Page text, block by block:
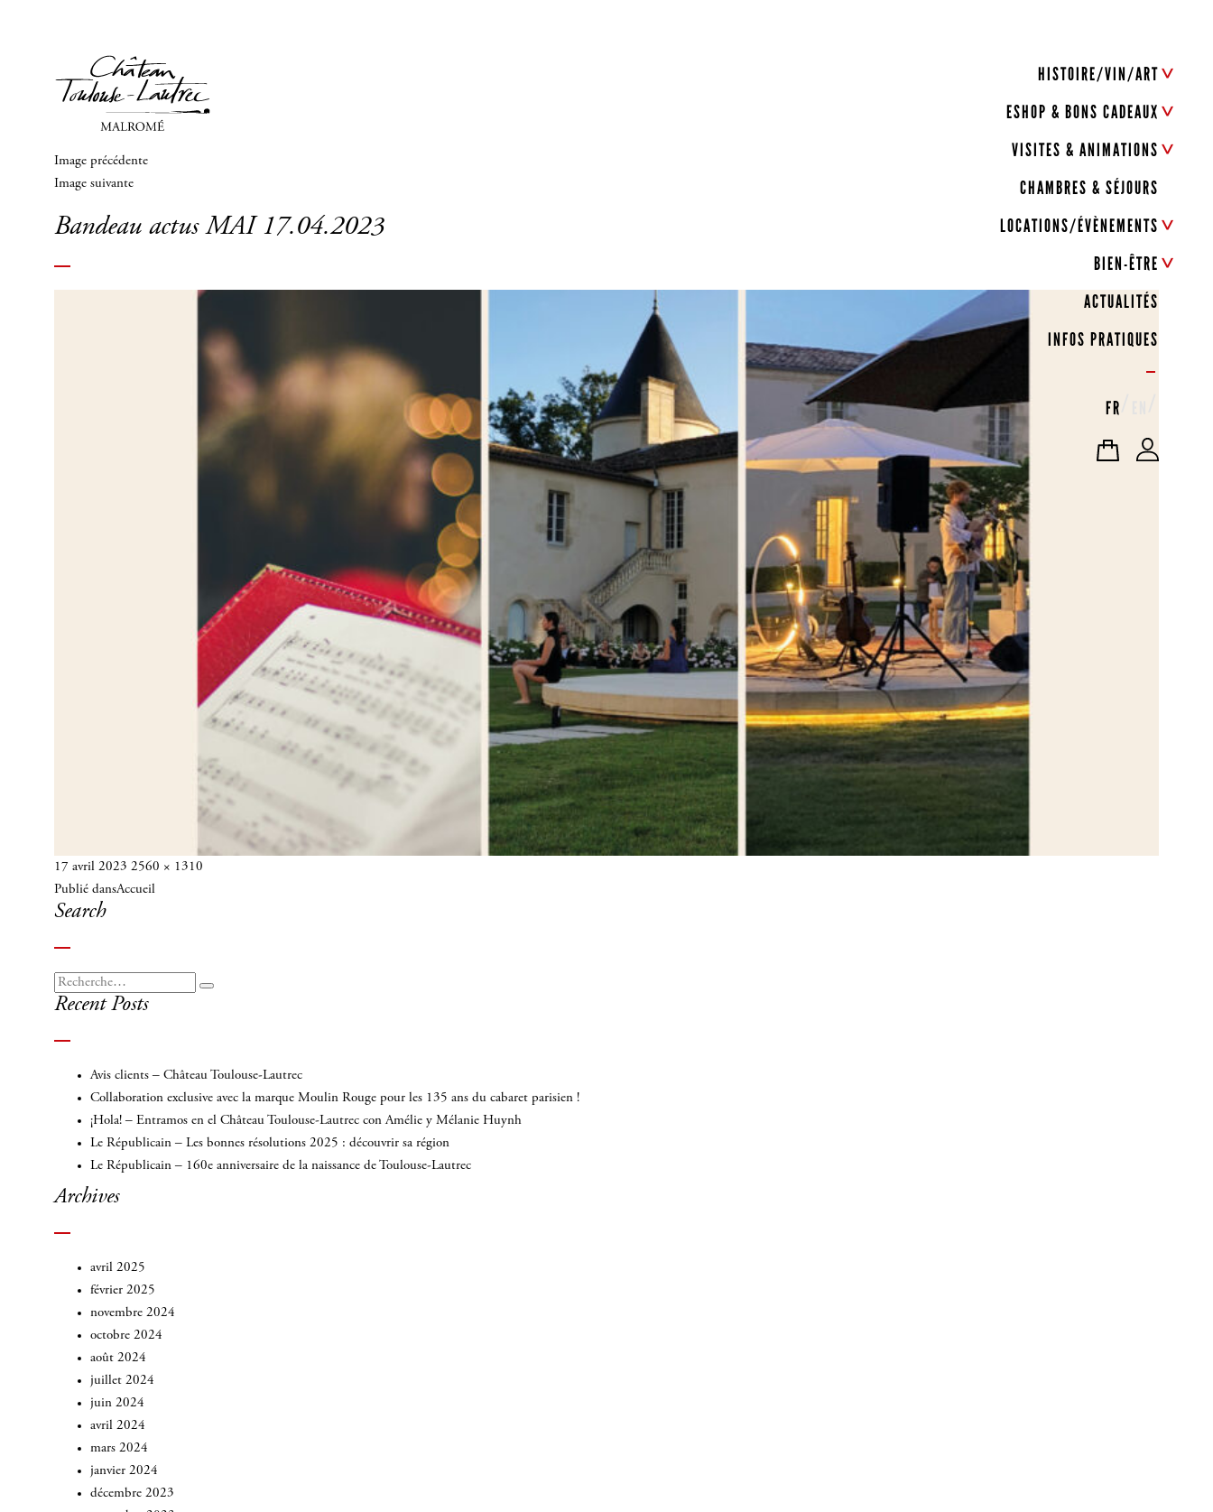
HISTOIRE/VIN/ART
ESHOP & BONS CADEAUX
VISITES & ANIMATIONS
CHAMBRES & SÉJOURS
LOCATIONS/ÉVÈNEMENTS
BIEN-ÊTRE
ACTUALITÉS
INFOS PRATIQUES
FR
Image précédente
Image suivante
Bandeau actus MAI 17.04.2023
Publié
le
17 avril 2023 Taille
réelle
2560 × 1310
Navigation
de
Publié dansAccueil
Search
Recherche
pour
Recherche
Recent Posts
Avis clients – Château Toulouse-Lautrec
Collaboration exclusive avec la marque Moulin Rouge pour les 135 ans du cabaret parisien !
¡Hola! – Entramos en el Château Toulouse-Lautrec con Amélie y Mélanie Huynh
Le Républicain – Les bonnes résolutions 2025 : découvrir sa région
Le Républicain – 160e anniversaire de la naissance de Toulouse-Lautrec
Archives
avril 2025
février 2025
novembre 2024
octobre 2024
août 2024
juillet 2024
juin 2024
avril 2024
mars 2024
janvier 2024
décembre 2023